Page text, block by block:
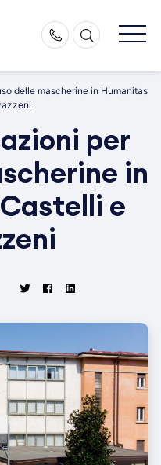
delle mascherine in Humanitas
per
in
e